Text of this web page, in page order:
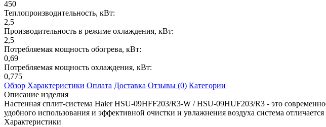
450
Теплопроизводительность, кВт:
2,5
Производительность в режиме охлаждения, кВт:
2,5
Потребляемая мощность обогрева, кВт:
0,69
Потребляемая мощность охлаждения, кВт:
0,775
Обзор Характеристики Оплата Доставка Отзывы (0) Категории
Описание изделия
Настенная сплит-система Haier HSU-09HFF203/R3-W / HSU-09HUF203/R3 - это
удобного использования и эффективной очистки и увлажнения воздуха система
Характеристики